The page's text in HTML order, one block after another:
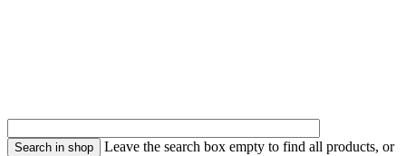
Leave the search box empty to find all products, or